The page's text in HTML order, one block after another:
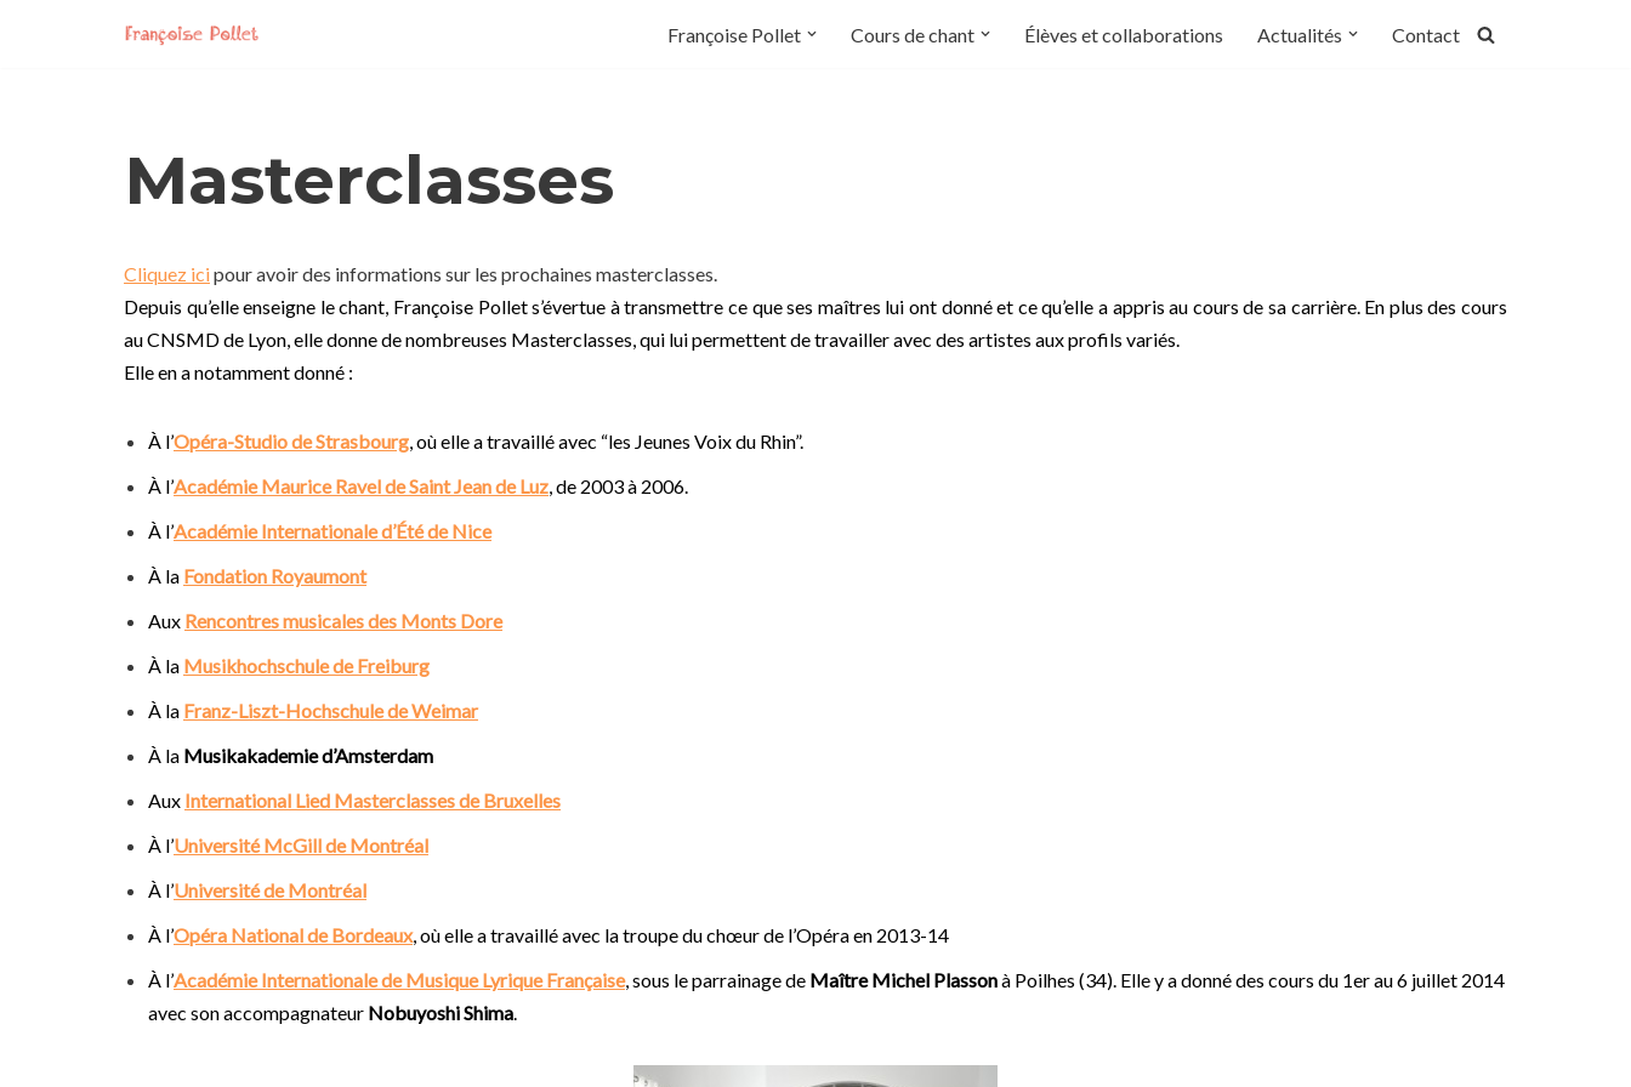
Françoise Pollet Cours de chant Élèves et collaborations Actualités Contact
Masterclasses
Cliquez icipour avoir des informations sur les prochaines masterclasses.
Depuis qu’elle enseigne le chant, Françoise Pollet s’évertue à transmettre ce que ses maîtres lui ont donné et ce qu’elle a appris au cours de sa carrière. En plus des cours
au CNSMD de Lyon, elle donne de nombreuses Masterclasses, qui lui permettent de travailler avec des artistes aux profils variés.
Elle en a notamment donné :
À l’Opéra-Studio de Strasbourg, où elle a travaillé avec “les Jeunes Voix du Rhin”.
À l’Académie Maurice Ravel de Saint Jean de Luz, de 2003 à 2006.
À l’Académie Internationale d’Été de Nice
À la Fondation Royaumont
Aux Rencontresmusicales des Monts Dore
À la Musikhochschule de Freiburg
À la Franz-Liszt-Hochschule de Weimar
À la Musikakademie d’Amsterdam
Aux International Lied Masterclasses de Bruxelles
À l’Université McGill de Montréal
À l’Université de Montréal
À l’Opéra National de Bordeaux, où elle a travaillé avec la troupe du chœur de l’Opéra en 2013-14
À l’Académie Internationale de Musique Lyrique Française, sous le parrainage de Maître Michel Plassonà Poilhes (34). Elle y a donné des cours du 1er au 6 juillet 2014
avec son accompagnateur Nobuyoshi Shima.